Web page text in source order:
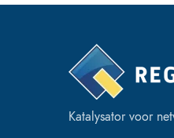
Katalysator voor